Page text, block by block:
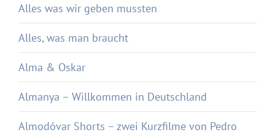
Alles was wir geben mussten
Alles, was man braucht
Alma & Oskar
Almanya – Willkommen in Deutschland
Almodóvar Shorts – zwei Kurzfilme von Pedro